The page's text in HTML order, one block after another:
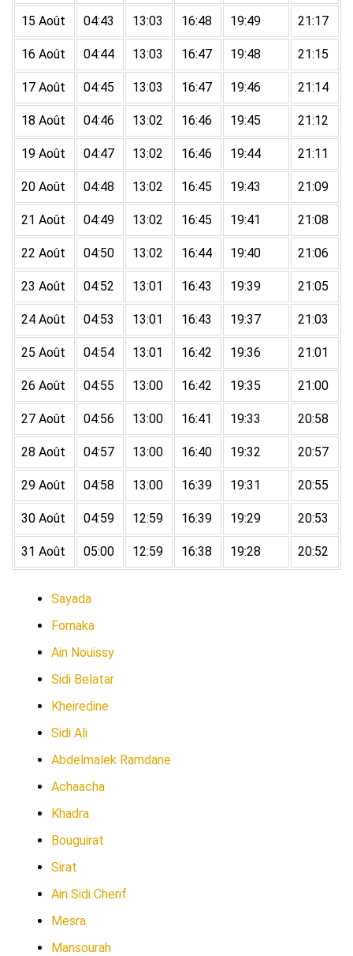
15 Août 04:43 13:03 16:48 19:49 21:17
16 Août 04:44 13:03 16:47 19:48 21:15
17 Août 04:45 13:03 16:47 19:46 21:14
18 Août 04:46 13:02 16:46 19:45 21:12
19 Août 04:47 13:02 16:46 19:44 21:11
20 Août 04:48 13:02 16:45 19:43 21:09
21 Août 04:49 13:02 16:45 19:41 21:08
22 Août 04:50 13:02 16:44 19:40 21:06
23 Août 04:52 13:01 16:43 19:39 21:05
24 Août 04:53 13:01 16:43 19:37 21:03
25 Août 04:54 13:01 16:42 19:36 21:01
26 Août 04:55 13:00 16:42 19:35 21:00
27 Août 04:56 13:00 16:41 19:33 20:58
28 Août 04:57 13:00 16:40 19:32 20:57
29 Août 04:58 13:00 16:39 19:31 20:55
30 Août 04:59 12:59 16:39 19:29 20:53
31 Août 05:00 12:59 16:38 19:28 20:52
Sayada
Fornaka
Ain Nouissy
Sidi Belatar
Kheiredine
Sidi Ali
Abdelmalek Ramdane
Achaacha
Khadra
Bouguirat
Sirat
Ain Sidi Cherif
Mesra
Mansourah